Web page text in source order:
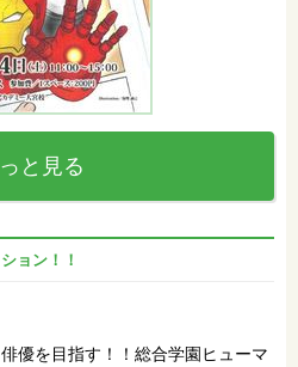
と見る
ョン！！
優を目指す！！総合学園ヒューマ